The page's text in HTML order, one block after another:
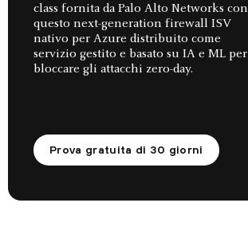
class fornita da Palo Alto Networks con
questo next-generation firewall ISV
nativo per Azure distribuito come
servizio gestito e basato su IA e ML per
bloccare gli attacchi zero-day.
Prova gratuita di 30 giorni